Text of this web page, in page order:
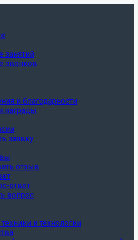
занятий
звонков
и благодарности
награды
заявку
отзыв
ответ
вопрос
и технологии